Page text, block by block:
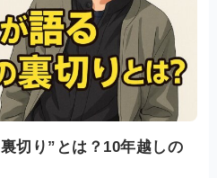
切り”とは？10年越しの